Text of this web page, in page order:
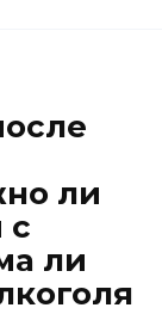
ли
с
ли